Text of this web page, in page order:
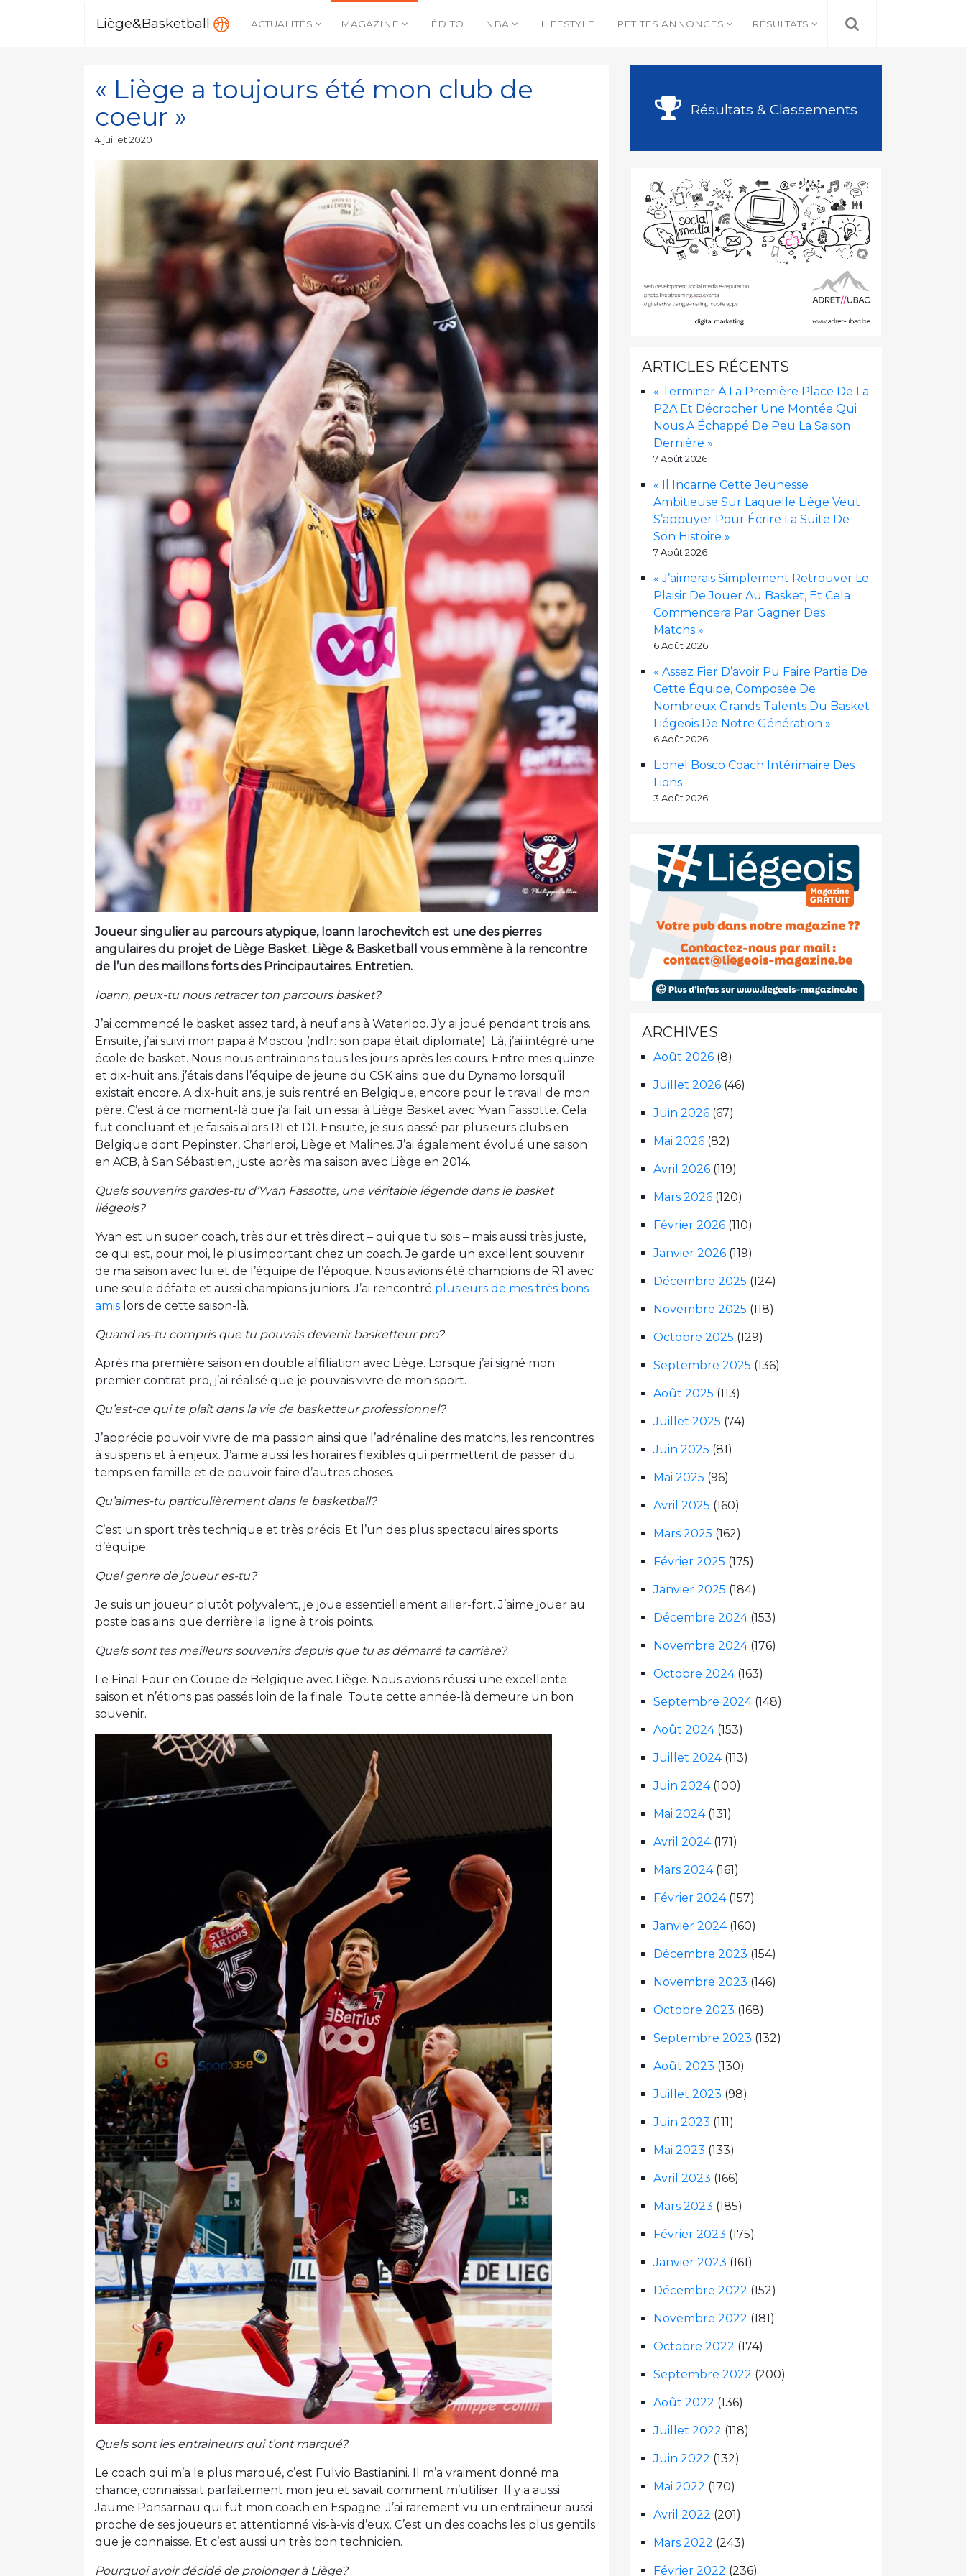
Liège&Basketball ACTUALITÉS MAGAZINE ÉDITO NBA LIFESTYLE PETITES ANNONCES RÉSULTATS
« Liège a toujours été mon club de
coeur »
Publié
4 juillet 2020
Joueur singulier au parcours atypique, Ioann Iarochevitch est une des pierres
angulaires du projet de Liège Basket. Liège & Basketball vous emmène à la rencontre
de l’un des maillons forts des Principautaires. Entretien.
Ioann, peux-tu nous retracer ton parcours basket?
J’ai commencé le basket assez tard, à neuf ans à Waterloo. J’y ai joué pendant trois ans.
Ensuite, j’ai suivi mon papa à Moscou (ndlr: son papa était diplomate). Là, j’ai intégré une
école de basket. Nous nous entrainions tous les jours après les cours. Entre mes quinze
et dix-huit ans, j’étais dans l’équipe de jeune du CSK ainsi que du Dynamo lorsqu’il
existait encore. A dix-huit ans, je suis rentré en Belgique, encore pour le travail de mon
père. C’est à ce moment-là que j’ai fait un essai à Liège Basket avec Yvan Fassotte. Cela
fut concluant et je faisais alors R1 et D1. Ensuite, je suis passé par plusieurs clubs en
Belgique dont Pepinster, Charleroi, Liège et Malines. J’ai également évolué une saison
en ACB, à San Sébastien, juste après ma saison avec Liège en 2014.
Quels souvenirs gardes-tu d’Yvan Fassotte, une véritable légende dans le basket
liégeois?
Yvan est un super coach, très dur et très direct – qui que tu sois – mais aussi très juste,
ce qui est, pour moi, le plus important chez un coach. Je garde un excellent souvenir
de ma saison avec lui et de l’équipe de l’époque. Nous avions été champions de R1 avec
une seule défaite et aussi champions juniors. J’ai rencontré plusieurs de mes très bons
amis lors de cette saison-là.
Quand as-tu compris que tu pouvais devenir basketteur pro?
Après ma première saison en double affiliation avec Liège. Lorsque j’ai signé mon
premier contrat pro, j’ai réalisé que je pouvais vivre de mon sport.
Qu’est-ce qui te plaît dans la vie de basketteur professionnel?
J’apprécie pouvoir vivre de ma passion ainsi que l’adrénaline des matchs, les rencontres
à suspens et à enjeux. J’aime aussi les horaires flexibles qui permettent de passer du
temps en famille et de pouvoir faire d’autres choses.
Qu’aimes-tu particulièrement dans le basketball?
C’est un sport très technique et très précis. Et l’un des plus spectaculaires sports
d’équipe.
Quel genre de joueur es-tu?
Je suis un joueur plutôt polyvalent, je joue essentiellement ailier-fort. J’aime jouer au
poste bas ainsi que derrière la ligne à trois points.
Quels sont tes meilleurs souvenirs depuis que tu as démarré ta carrière?
Le Final Four en Coupe de Belgique avec Liège. Nous avions réussi une excellente
saison et n’étions pas passés loin de la finale. Toute cette année-là demeure un bon
souvenir.
Quels sont les entraineurs qui t’ont marqué?
Le coach qui m’a le plus marqué, c’est Fulvio Bastianini. Il m’a vraiment donné ma
chance, connaissait parfaitement mon jeu et savait comment m’utiliser. Il y a aussi
Jaume Ponsarnau qui fut mon coach en Espagne. J’ai rarement vu un entraineur aussi
proche de ses joueurs et attentionné vis-à-vis d’eux. C’est un des coachs les plus gentils
que je connaisse. Et c’est aussi un très bon technicien.
Pourquoi avoir décidé de prolonger à Liège?
Résultats & Classements
ARTICLES RÉCENTS
« Terminer À La Première Place De La
P2A Et Décrocher Une Montée Qui
Nous A Échappé De Peu La Saison
Dernière »
7 Août 2026
« Il Incarne Cette Jeunesse
Ambitieuse Sur Laquelle Liège Veut
S’appuyer Pour Écrire La Suite De
Son Histoire »
7 Août 2026
« J’aimerais Simplement Retrouver Le
Plaisir De Jouer Au Basket, Et Cela
Commencera Par Gagner Des
Matchs »
6 Août 2026
« Assez Fier D’avoir Pu Faire Partie De
Cette Équipe, Composée De
Nombreux Grands Talents Du Basket
Liégeois De Notre Génération »
6 Août 2026
Lionel Bosco Coach Intérimaire Des
Lions
3 Août 2026
ARCHIVES
Août 2026 (8)
Juillet 2026 (46)
Juin 2026 (67)
Mai 2026 (82)
Avril 2026 (119)
Mars 2026 (120)
Février 2026 (110)
Janvier 2026 (119)
Décembre 2025 (124)
Novembre 2025 (118)
Octobre 2025 (129)
Septembre 2025 (136)
Août 2025 (113)
Juillet 2025 (74)
Juin 2025 (81)
Mai 2025 (96)
Avril 2025 (160)
Mars 2025 (162)
Février 2025 (175)
Janvier 2025 (184)
Décembre 2024(153)
Novembre 2024(176)
Octobre 2024(163)
Septembre 2024(148)
Août 2024(153)
Juillet 2024(113)
Juin 2024(100)
Mai 2024(131)
Avril 2024(171)
Mars 2024(161)
Février 2024(157)
Janvier 2024(160)
Décembre 2023 (154)
Novembre 2023 (146)
Octobre 2023 (168)
Septembre 2023 (132)
Août 2023 (130)
Juillet 2023 (98)
Juin 2023 (111)
Mai 2023 (133)
Avril 2023 (166)
Mars 2023 (185)
Février 2023 (175)
Janvier 2023 (161)
Décembre 2022 (152)
Novembre 2022 (181)
Octobre 2022 (174)
Septembre 2022 (200)
Août 2022 (136)
Juillet 2022 (118)
Juin 2022 (132)
Mai 2022 (170)
Avril 2022 (201)
Mars 2022 (243)
Février 2022 (236)